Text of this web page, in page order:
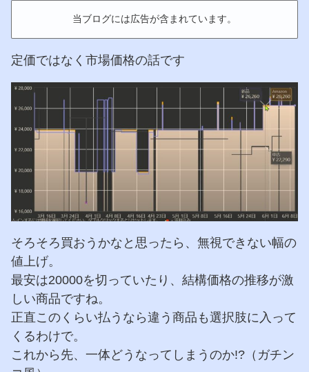
当ブログには広告が含まれています。
定価ではなく市場価格の話です
そろそろ買おうかなと思ったら、無視できない幅の
値上げ。
最安は20000を切っていたり、結構価格の推移が激
しい商品ですね。
正直このくらい払うなら違う商品も選択肢に入って
くるわけで。
これから先、一体どうなってしまうのか!?（ガチン